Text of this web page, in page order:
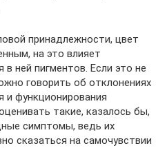
принадлежности, цвет
на это влияет
ней пигментов. Если это не
говорить об отклонениях
и функционирования
такие, казалось бы,
симптомы, ведь их
сказаться на самочувствии